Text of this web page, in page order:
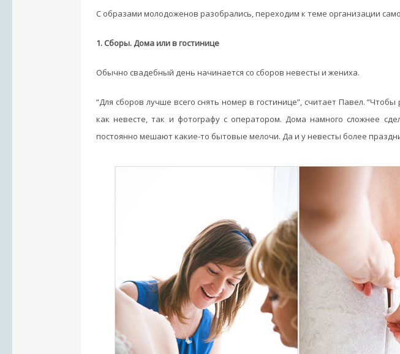
С образами молодоженов разобрались, переходим к теме организации
1. Сборы. Дома или в гостинице
Обычно свадебный день начинается со сборов невесты и жениха.
“Для сборов лучше всего снять номер в гостинице”, считает Павел.
как невесте, так и фотографу с оператором. Дома намного сложнее
постоянно мешают какие-то бытовые мелочи. Да и у невесты более